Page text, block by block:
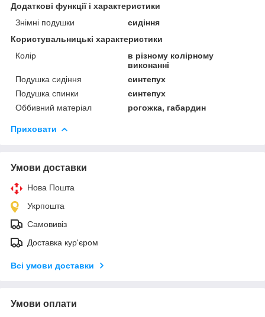
Додаткові функції і характеристики
Знімні подушки
сидіння
Користувальницькі характеристики
Колір
в різному колірному
виконанні
Подушка сидіння
синтепух
Подушка спинки
синтепух
Оббивний матеріал
рогожка, габардин
Приховати
Умови доставки
Нова Пошта
Укрпошта
Самовивіз
Доставка кур'єром
Всі умови доставки
Умови оплати